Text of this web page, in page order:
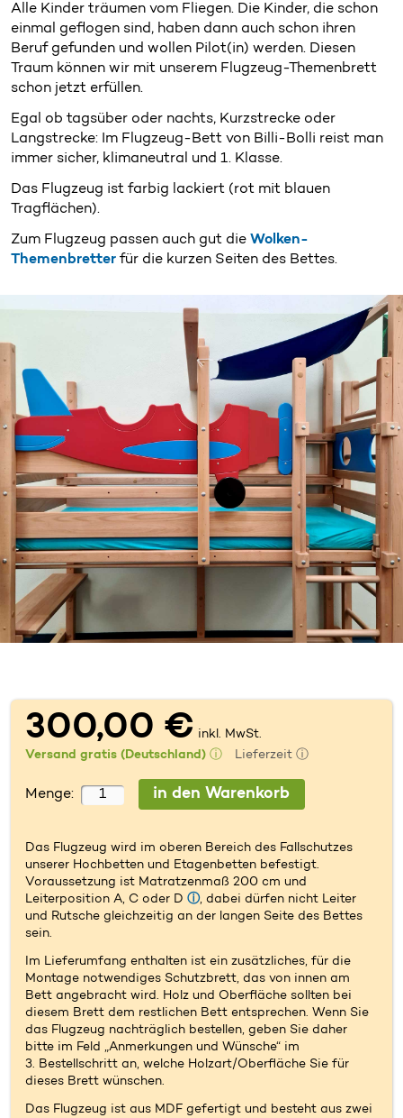
Alle Kinder träumen vom Fliegen. Die Kinder, die schon
einmal geflogen sind, haben dann auch schon ihren
Beruf gefunden und wollen Pilot(in) werden. Diesen
Traum können wir mit unserem Flugzeug-Themenbrett
schon jetzt erfüllen.
Egal ob tagsüber oder nachts, Kurzstrecke oder
Langstrecke: Im Flugzeug-Bett von Billi-Bolli reist man
immer sicher, klimaneutral und 1. Klasse.
Das Flugzeug ist farbig lackiert (rot mit blauen
Tragflächen).
Zum Flugzeug passen auch gut die Wolken-
Themenbretterfür die kurzen Seiten des Bettes.
300,00 € inkl. MwSt.
Versand gratis (Deutschland) ⓘ Lieferzeit ⓘ
Menge:
Das Flugzeug wird im oberen Bereich des Fallschutzes
unserer Hochbetten und Etagenbetten befestigt.
Voraussetzung ist Matratzenmaß 200 cm und
Leiterposition A, C oder D ⓘ, dabei dürfen nicht Leiter
und Rutsche gleichzeitig an der langen Seite des Bettes
sein.
Im Lieferumfang enthalten ist ein zusätzliches, für die
Montage notwendiges Schutzbrett, das von innen am
Bett angebracht wird. Holz und Oberfläche sollten bei
diesem Brett dem restlichen Bett entsprechen. Wenn Sie
das Flugzeug nachträglich bestellen, geben Sie daher
bitte im Feld „Anmerkungen und Wünsche“ im
3. Bestellschritt an, welche Holzart/Oberfläche Sie für
dieses Brett wünschen.
Das Flugzeug ist aus MDF gefertigt und besteht aus zwei